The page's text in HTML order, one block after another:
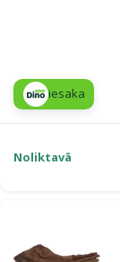
iesaka
Noliktavā